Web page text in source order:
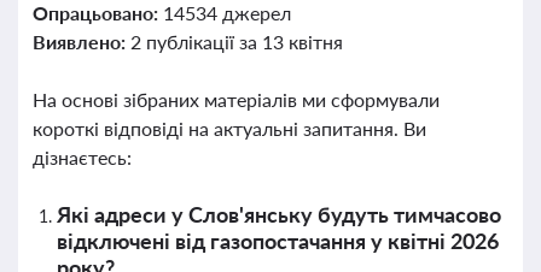
Опрацьовано: 14534 джерел
Виявлено: 2 публікації за 13 квітня
На основі зібраних матеріалів ми сформували
короткі відповіді на актуальні запитання. Ви
дізнаєтесь:
Які адреси у Слов'янську будуть тимчасово
відключені від газопостачання у квітні 2026